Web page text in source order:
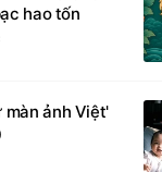
hao tốn
màn ảnh Việt'